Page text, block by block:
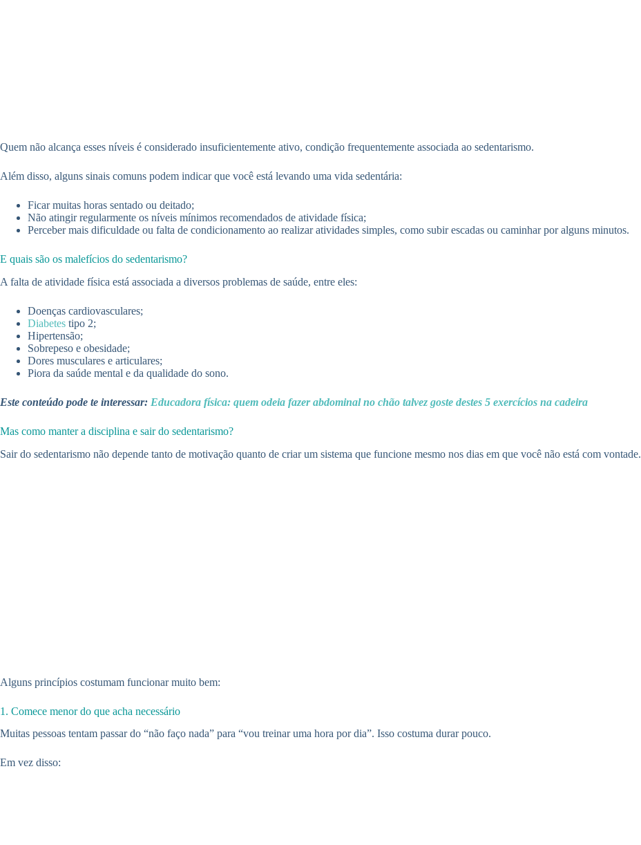
Quem não alcança esses níveis é considerado insuficientemente ativo, condição frequentemente associada ao sedentarismo.
Além disso, alguns sinais comuns podem indicar que você está levando uma vida sedentária:
Ficar muitas horas sentado ou deitado;
Não atingir regularmente os níveis mínimos recomendados de atividade física;
Perceber mais dificuldade ou falta de condicionamento ao realizar atividades simples, como subir escadas ou caminhar por alguns minutos.
E quais são os malefícios do sedentarismo?
A falta de atividade física está associada a diversos problemas de saúde, entre eles:
Doenças cardiovasculares;
Diabetes tipo 2;
Hipertensão;
Sobrepeso e obesidade;
Dores musculares e articulares;
Piora da saúde mental e da qualidade do sono.
Este conteúdo pode te interessar: Educadora física: quem odeia fazer abdominal no chão talvez goste destes 5 exercícios na cadeira
Mas como manter a disciplina e sair do sedentarismo?
Sair do sedentarismo não depende tanto de motivação quanto de criar um sistema que funcione mesmo nos dias em que você não está com vontade.
Alguns princípios costumam funcionar muito bem:
1. Comece menor do que acha necessário
Muitas pessoas tentam passar do “não faço nada” para “vou treinar uma hora por dia”. Isso costuma durar pouco.
Em vez disso: